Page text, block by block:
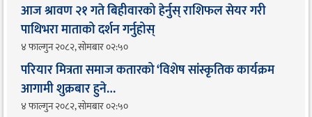
आज श्रावण २१ गते बिहीवारको हेर्नुस् राशिफल सेयर गरी
पाथिभरा माताको दर्शन गर्नुहोस्
४ फाल्गुन २०८२, सोमबार ०२:५०
परियार मित्रता समाज कतारको ‘विशेष सांस्कृतिक कार्यक्रम
आगामी शुक्रबार हुने…
४ फाल्गुन २०८२, सोमबार ०२:५०